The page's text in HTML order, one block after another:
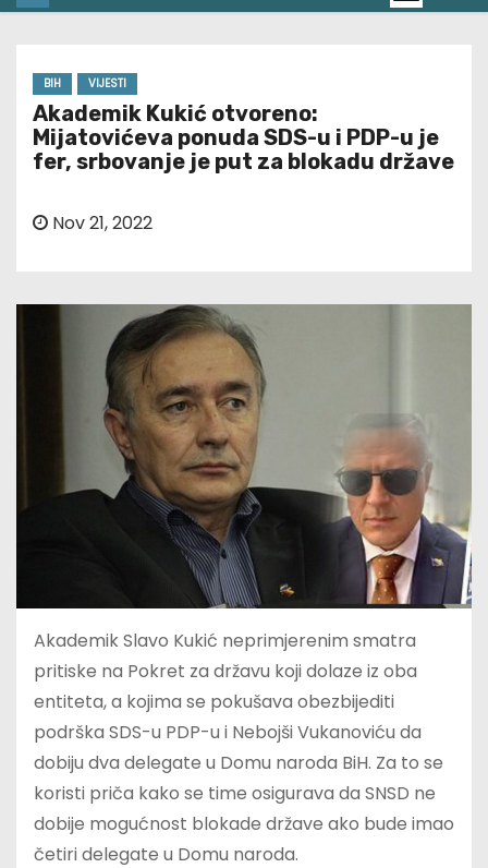
BIH VIJESTI
Akademik Kukić otvoreno:
Mijatovićeva ponuda SDS-u i PDP-u je
fer, srbovanje je put za blokadu države
Nov 21, 2022
Akademik Slavo Kukić neprimjerenim smatra
pritiske na Pokret za državu koji dolaze iz oba
entiteta, a kojima se pokušava obezbijediti
podrška SDS-u PDP-u i Nebojši Vukanoviću da
dobiju dva delegate u Domu naroda BiH. Za to se
koristi priča kako se time osigurava da SNSD ne
dobije mogućnost blokade države ako bude imao
četiri delegate u Domu naroda.